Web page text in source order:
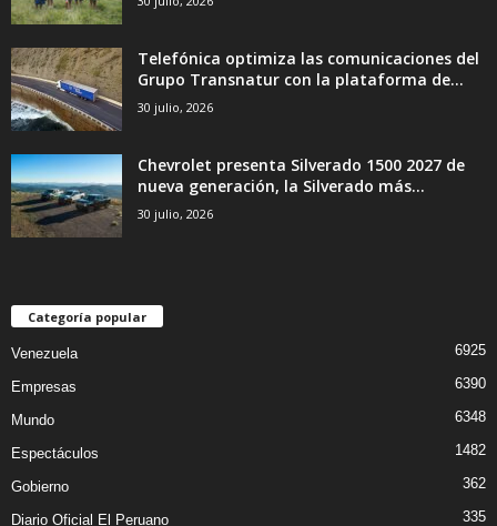
Telefónica optimiza las comunicaciones del
Grupo Transnatur con la plataforma de...
30 julio, 2026
Chevrolet presenta Silverado 1500 2027 de
nueva generación, la Silverado más...
30 julio, 2026
Categoría popular
Venezuela 6925
Empresas 6390
Mundo 6348
Espectáculos 1482
Gobierno 362
Diario Oficial El Peruano 335